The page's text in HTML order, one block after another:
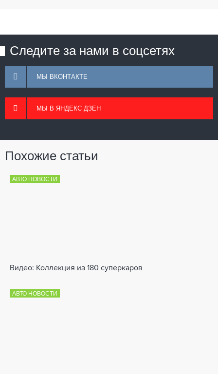
Следите за нами в соцсетях
МЫ ВКОНТАКТЕ
МЫ В ЯНДЕКС ДЗЕН
Похожие статьи
АВТО НОВОСТИ
Видео: Коллекция из 180 суперкаров
АВТО НОВОСТИ